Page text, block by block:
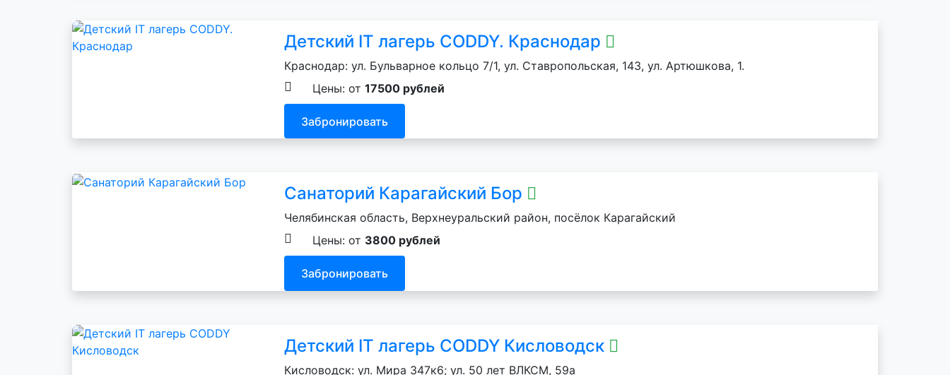
Детский IT лагерь CODDY. Краснодар
Краснодар: ул. Бульварное кольцо 7/1, ул. Ставропольская, 143, ул. Артюшкова, 1.
Цены: от 17500 рублей
Забронировать
Санаторий Карагайский Бор
Челябинская область, Верхнеуральский район, посёлок Карагайский
Цены: от 3800 рублей
Забронировать
Детский IT лагерь CODDY Кисловодск
Кисловодск: ул. Мира 347к6; ул. 50 лет ВЛКСМ, 59а